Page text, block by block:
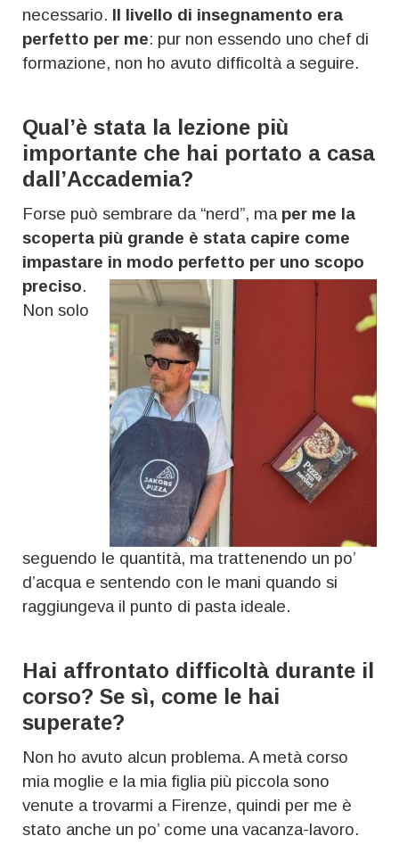
necessario. Il livello di insegnamento era
perfetto per me: pur non essendo uno chef di
formazione, non ho avuto difficoltà a seguire.
Qual’è stata la lezione più
importante che hai portato a casa
dall’Accademia?
Forse può sembrare da “nerd”, ma per me la
scoperta più grande è stata capire come
impastare in modo perfetto per uno scopo
preciso.
Non solo
seguendo le quantità, ma trattenendo un po’
d’acqua e sentendo con le mani quando si
raggiungeva il punto di pasta ideale.
Hai affrontato difficoltà durante il
corso? Se sì, come le hai
superate?
Non ho avuto alcun problema. A metà corso
mia moglie e la mia figlia più piccola sono
venute a trovarmi a Firenze, quindi per me è
stato anche un po’ come una vacanza-lavoro.